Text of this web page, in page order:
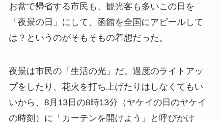
お盆で帰省する市民も、観光客も多いこの日を
「夜景の日」にして、函館を全国にアピールして
は？というのがそもそもの着想だった。
夜景は市民の「生活の光」だ。過度のライトアッ
プをしたり、花火を打ち上げたりはしなくてもい
いから、8月13日の8時13分（ヤケイの日のヤケイ
の時刻）に「カーテンを開けよう」と呼びかけ